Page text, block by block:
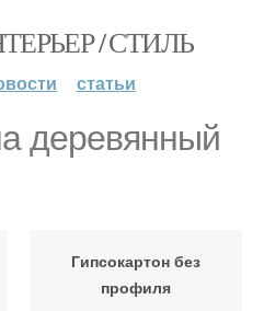
/ СТИЛЬ
статьи
деревянный
Гипсокартон без
профиля